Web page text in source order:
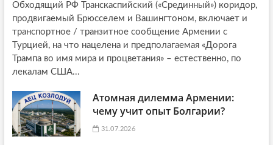
Обходящий РФ Транскаспийский («Срединный») коридор,
продвигаемый Брюсселем и Вашингтоном, включает и
транспортное / транзитное сообщение Армении с
Турцией, на что нацелена и предполагаемая «Дорога
Трампа во имя мира и процветания» – естественно, по
лекалам США...
Атомная дилемма Армении:
чему учит опыт Болгарии?
31.07.2026